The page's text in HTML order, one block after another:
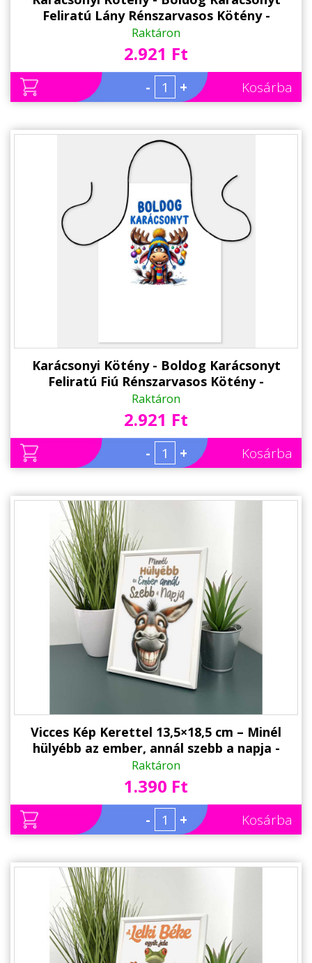
Feliratú Lány Rénszarvasos Kötény -
Karácsonyi Ajándék
Raktáron
2.921 Ft
- + Kosárba
Karácsonyi Kötény - Boldog Karácsonyt
Feliratú Fiú Rénszarvasos Kötény -
Karácsonyi Ajándék
Raktáron
2.921 Ft
- + Kosárba
Vicces Kép Kerettel 13,5×18,5 cm – Minél
hülyébb az ember, annál szebb a napja -
Humoros Motivációs Kép Kicsi
Raktáron
1.390 Ft
- + Kosárba